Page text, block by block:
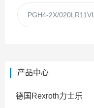
产品中心
德国Rexroth力士乐